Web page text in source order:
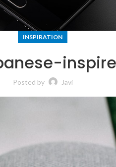
INSPIRATION
Posted by Javi